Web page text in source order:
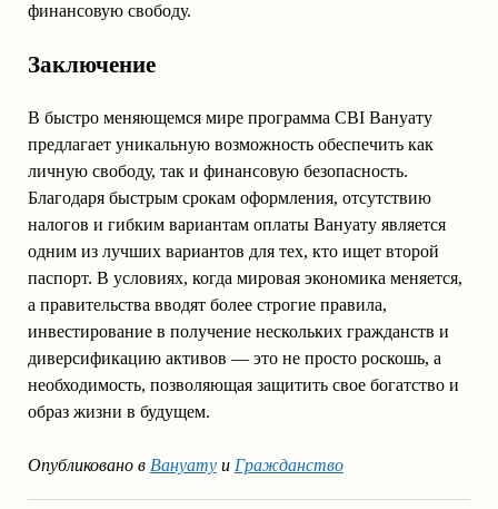
финансовую свободу.
Заключение
В быстро меняющемся мире программа CBI Вануату
предлагает уникальную возможность обеспечить как
личную свободу, так и финансовую безопасность.
Благодаря быстрым срокам оформления, отсутствию
налогов и гибким вариантам оплаты Вануату является
одним из лучших вариантов для тех, кто ищет второй
паспорт. В условиях, когда мировая экономика меняется,
а правительства вводят более строгие правила,
инвестирование в получение нескольких гражданств и
диверсификацию активов — это не просто роскошь, а
необходимость, позволяющая защитить свое богатство и
образ жизни в будущем.
Опубликовано в Вануатуи Гражданство